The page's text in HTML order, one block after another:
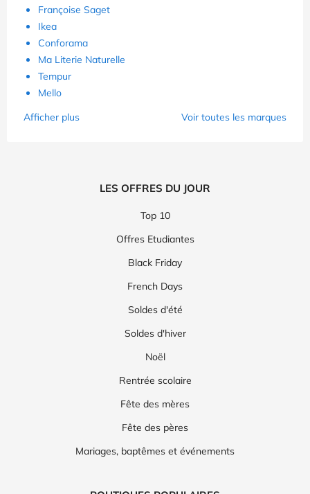
Françoise Saget
Ikea
Conforama
Ma Literie Naturelle
Tempur
Mello
Afficher plus
Voir toutes les marques
LES OFFRES DU JOUR
Top 10
Offres Etudiantes
Black Friday
French Days
Soldes d'été
Soldes d'hiver
Noël
Rentrée scolaire
Fête des mères
Fête des pères
Mariages, baptêmes et événements